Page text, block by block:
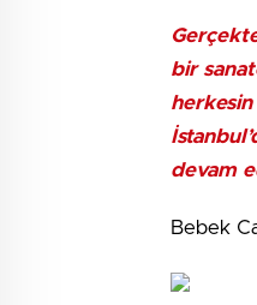
bir
devam
Bebek